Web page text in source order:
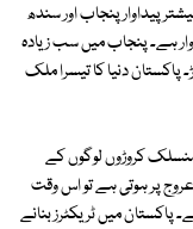
24 کروڑ ڈالر ہوئی۔ بیشتر پیداوار پنجاب اور سندھ
ہے۔ پنجاب میں سب زیادہ
دنیا کا تیسرا ملک
منسلک کروڑوں لوگوں کے
پر ہوتی ہے تو اس وقت
روئی ہوتی ہے۔ پاکستان میں ٹریکٹرز بنانے